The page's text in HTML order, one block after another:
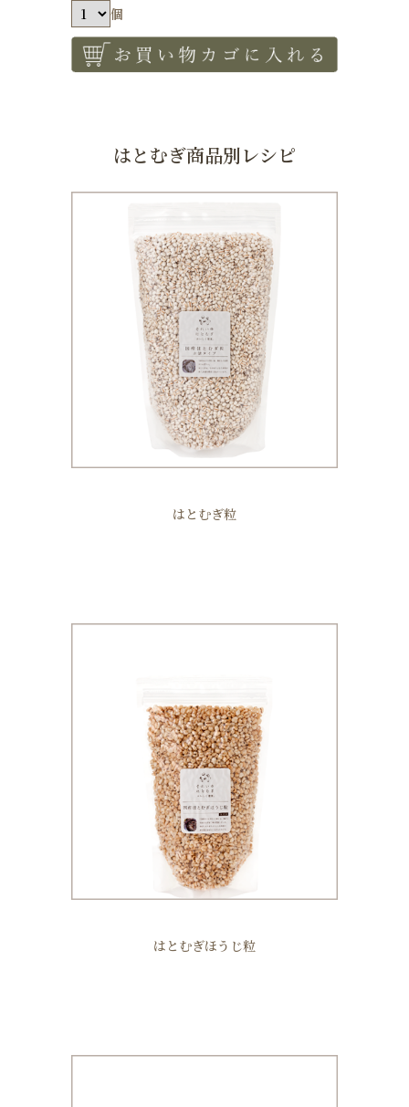
個
はとむぎ商品別レシピ
はとむぎ粒
はとむぎほうじ粒